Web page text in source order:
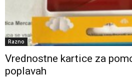
Razno
Vrednostne kartice za
poplavah